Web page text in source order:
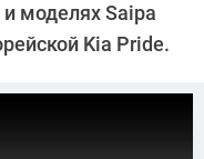
моделях Saipa
Kia Pride.